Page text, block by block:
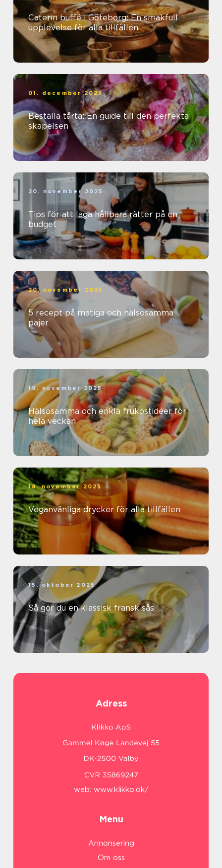
Caterin buffé i Göteborg: En smakfull
upplevelse för alla tillfällen
01. december 2025
Beställa tårta: En guide till den perfekta
skapelsen
20. november 2025
Tips för att laga hållbara rätter på en
budget
20. november 2025
5 recept på matiga och hälsosamma
pajer
19. november 2025
Hälsosamma och enkla frukostidéer för
hela veckan
18. november 2025
Veganvänliga drycker för alla tillfällen
15. oktober 2025
Så gör du en klassisk fransk sås
Adress
web: www.klikko.dk/
Menu
Annonsering
Om oss